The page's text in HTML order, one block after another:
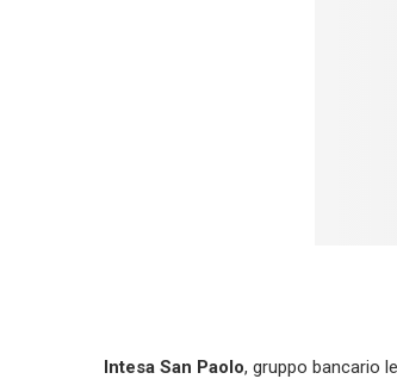
Intesa San Paolo, gruppo bancario